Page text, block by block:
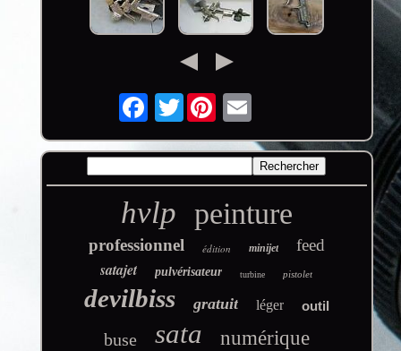
Twitter
hvlp peinture
professionnel édition minijet feed
satajet pulvérisateur turbine pistolet
devilbiss gratuit léger outil
buse sata numérique